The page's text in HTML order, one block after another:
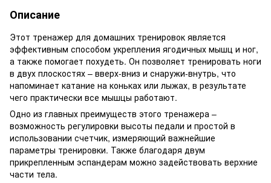
Описание
Этот тренажер для домашних тренировок является
эффективным способом укрепления ягодичных мышц и ног,
а также помогает похудеть. Он позволяет тренировать ноги
в двух плоскостях – вверх-вниз и снаружи-внутрь, что
напоминает катание на коньках или лыжах, в результате
чего практически все мышцы работают.
Одно из главных преимуществ этого тренажера –
возможность регулировки высоты педали и простой в
использовании счетчик, измеряющий важнейшие
параметры тренировки. Также благодаря двум
прикрепленным эспандерам можно задействовать верхние
части тела.